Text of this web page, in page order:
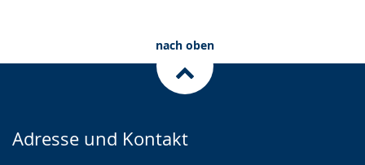
nach oben
Adresse und Kontakt